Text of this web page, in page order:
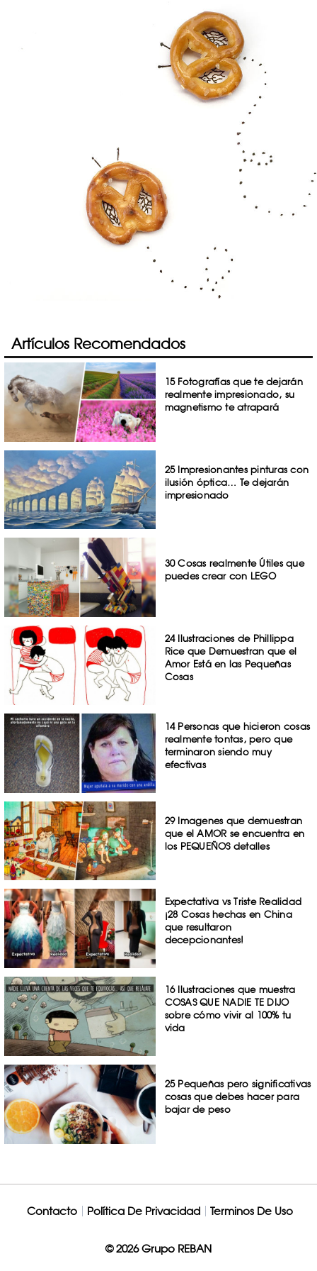
Artículos Recomendados
15 Fotografías que te dejarán
realmente impresionado, su
magnetismo te atrapará
25 Impresionantes pinturas con
ilusión óptica… Te dejarán
impresionado
30 Cosas realmente Útiles que
puedes crear con LEGO
24 Ilustraciones de Phillippa
Rice que Demuestran que el
Amor Está en las Pequeñas
Cosas
14 Personas que hicieron cosas
realmente tontas, pero que
terminaron siendo muy
efectivas
29 Imagenes que demuestran
que el AMOR se encuentra en
los PEQUEÑOS detalles
Expectativa vs Triste Realidad
¡28 Cosas hechas en China
que resultaron
decepcionantes!
16 Ilustraciones que muestra
COSAS QUE NADIE TE DIJO
sobre cómo vivir al 100% tu
vida
25 Pequeñas pero significativas
cosas que debes hacer para
bajar de peso
Contacto Política De Privacidad Terminos De Uso
© 2026 Grupo REBAN